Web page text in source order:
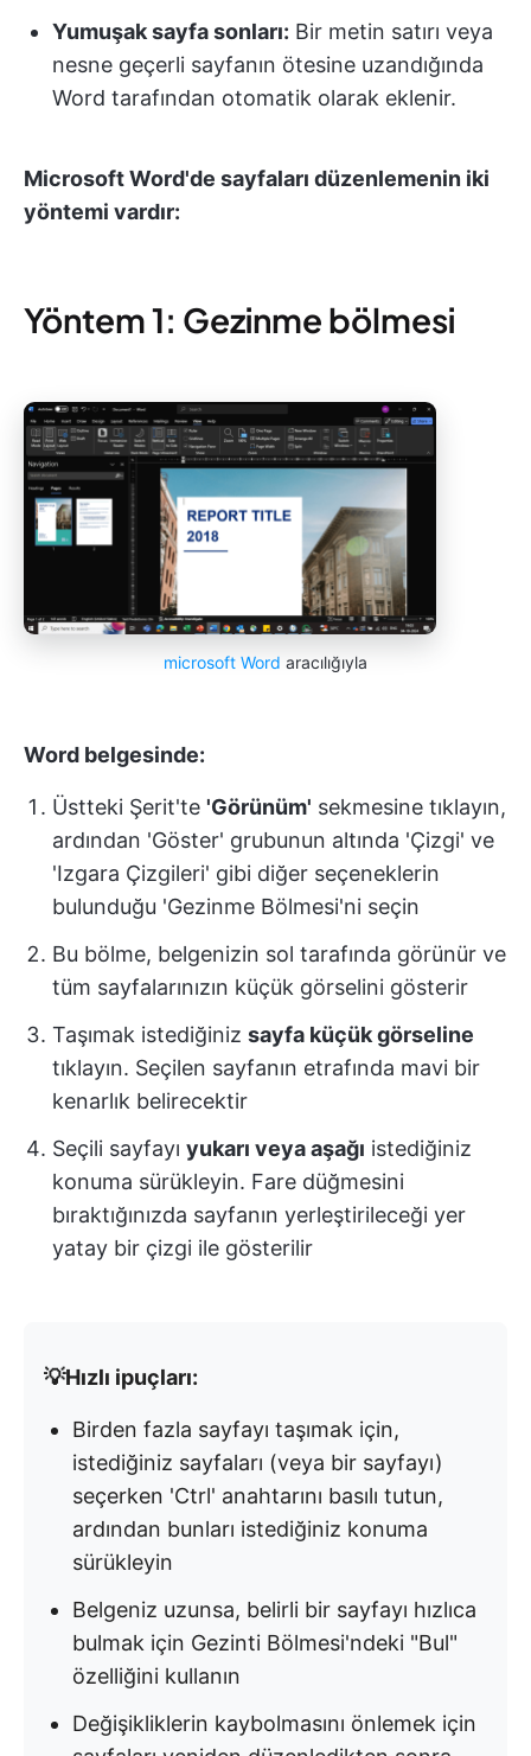
Yumuşak sayfa sonları: Bir metin satırı veya
nesne geçerli sayfanın ötesine uzandığında
Word tarafından otomatik olarak eklenir.
Microsoft Word'de sayfaları düzenlemenin iki
yöntemi vardır:
Yöntem 1: Gezinme bölmesi
microsoft Word aracılığıyla
Word belgesinde:
Üstteki Şerit'te 'Görünüm' sekmesine tıklayın,
ardından 'Göster' grubunun altında 'Çizgi' ve
'Izgara Çizgileri' gibi diğer seçeneklerin
bulunduğu 'Gezinme Bölmesi'ni seçin
Bu bölme, belgenizin sol tarafında görünür ve
tüm sayfalarınızın küçük görselini gösterir
Taşımak istediğiniz sayfa küçük görseline
tıklayın. Seçilen sayfanın etrafında mavi bir
kenarlık belirecektir
Seçili sayfayı yukarı veya aşağı istediğiniz
konuma sürükleyin. Fare düğmesini
bıraktığınızda sayfanın yerleştirileceği yer
yatay bir çizgi ile gösterilir
💡Hızlı ipuçları:
Birden fazla sayfayı taşımak için,
istediğiniz sayfaları (veya bir sayfayı)
seçerken 'Ctrl' anahtarını basılı tutun,
ardından bunları istediğiniz konuma
sürükleyin
Belgeniz uzunsa, belirli bir sayfayı hızlıca
bulmak için Gezinti Bölmesi'ndeki "Bul"
özelliğini kullanın
Değişikliklerin kaybolmasını önlemek için